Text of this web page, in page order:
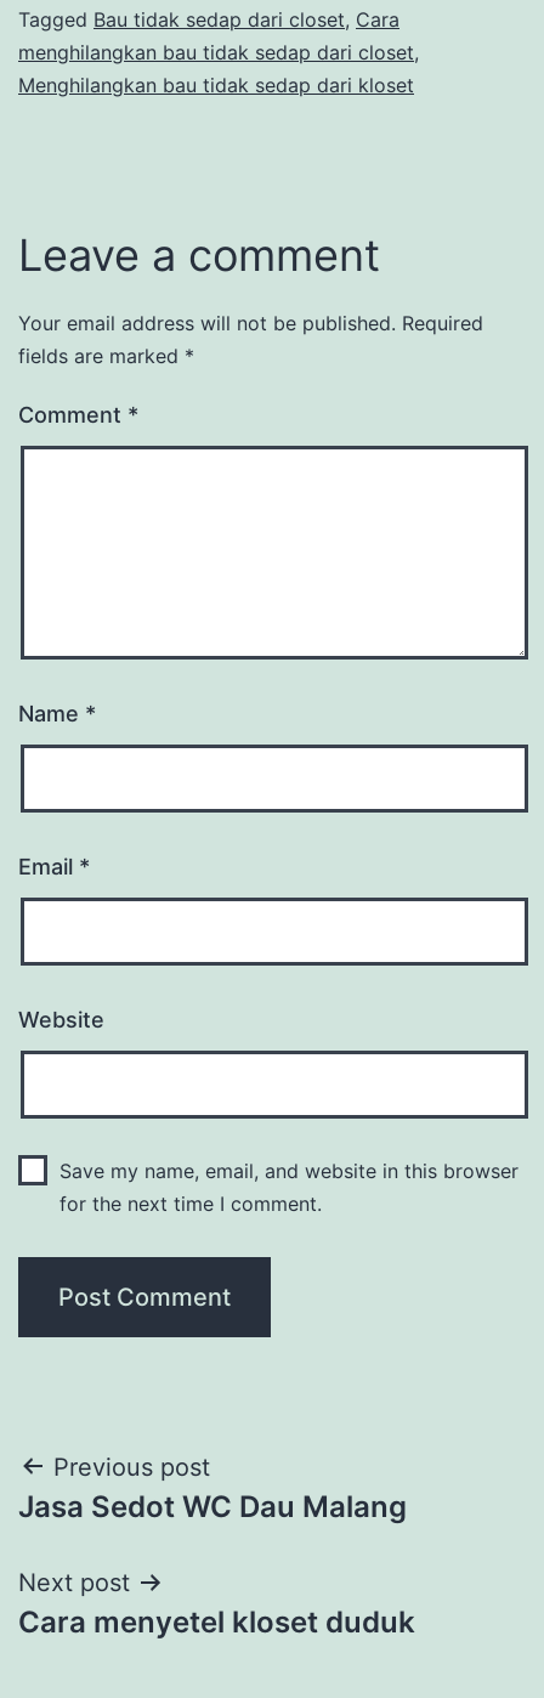
Tagged Bau tidak sedap dari closet, Cara
menghilangkan bau tidak sedap dari closet,
Menghilangkan bau tidak sedap dari kloset
Leave a comment
Your email address will not be published. Required
fields are marked *
Comment *
Name *
Email *
Website
Save my name, email, and website in this browser
for the next time I comment.
Post
navigation
Previous post
Jasa Sedot WC Dau Malang
Next post
Cara menyetel kloset duduk